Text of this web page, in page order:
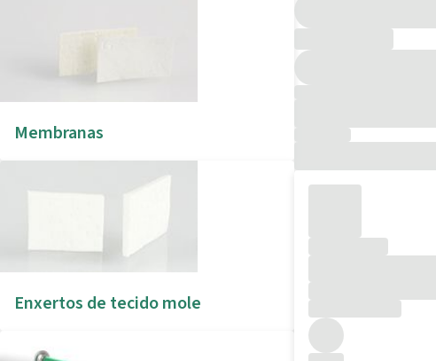
Membranas
Enxertos de tecido mole